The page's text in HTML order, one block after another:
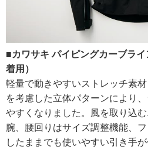
■カワサキ パイピングカーブラ
着用）
軽量で動きやすいストレッチ素
を考慮した立体パターンにより
やすくなりました。風を取り込む
腕、腰回りはサイズ調整機能、
したままでも使いやすい引き手が